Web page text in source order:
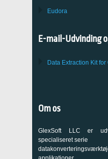
Eudora
E-mail-Udvinding
Data Extraction Kit for
Om os
GlexSoft LLC er
specialiseret serie